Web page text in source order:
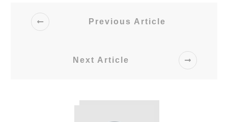
Previous Article
Next Article